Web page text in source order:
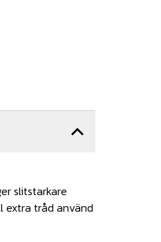
slitstarkare
extra tråd använd